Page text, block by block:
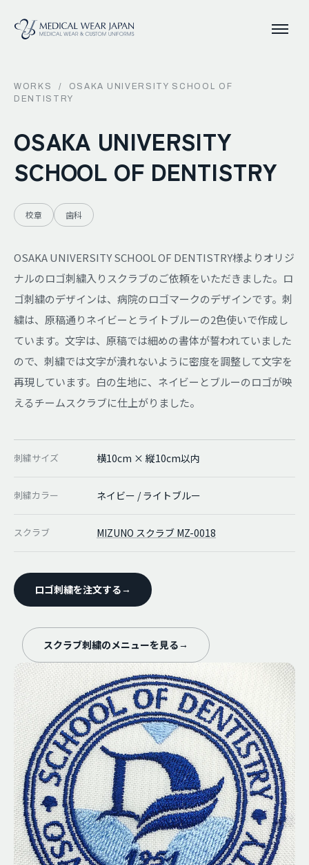
WORKS / OSAKA UNIVERSITY SCHOOL OF
DENTISTRY
OSAKA UNIVERSITY
SCHOOL OF DENTISTRY
校章 歯科
OSAKA UNIVERSITY SCHOOL OF DENTISTRY様よりオリジ
ナルのロゴ刺繍入りスクラブのご依頼をいただきました。ロ
ゴ刺繍のデザインは、病院のロゴマークのデザインです。刺
繍は、原稿通りネイビーとライトブルーの2色使いで作成し
ています。文字は、原稿では細めの書体が誓われていました
ので、刺繍では文字が潰れないように密度を調整して文字を
再現しています。白の生地に、ネイビーとブルーのロゴが映
えるチームスクラブに仕上がりました。
刺繍サイズ 横10cm × 縦10cm以内
刺繍カラー ネイビー / ライトブルー
スクラブ MIZUNO スクラブ MZ-0018
ロゴ刺繍を注文する →
スクラブ刺繍のメニューを見る →